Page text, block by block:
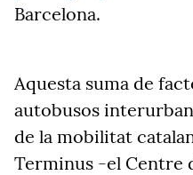
Barcelona.
Aquesta suma de
autobusos
de la mobilitat
Terminus -el Centre